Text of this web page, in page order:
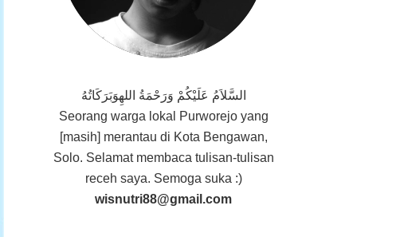
السَّلاَمُ عَلَيْكُمْ وَرَحْمَةُ اللهِوَبَرَكَاتُهُ
Seorang warga lokal Purworejo yang
[masih] merantau di Kota Bengawan,
Solo. Selamat membaca tulisan-tulisan
receh saya. Semoga suka :)
wisnutri88@gmail.com